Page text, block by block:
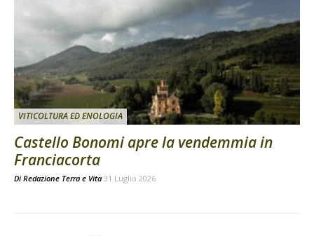
VITICOLTURA ED ENOLOGIA
Castello Bonomi apre la vendemmia in
Franciacorta
Di Redazione Terra e Vita 31 Luglio 2026